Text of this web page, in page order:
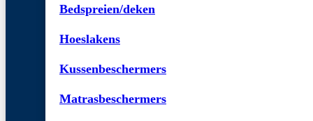
Bedspreien/deken
Hoeslakens
Kussenbeschermers
Matrasbeschermers